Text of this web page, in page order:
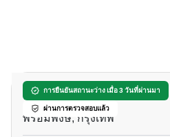
การยืนยันสถานะว่าง เมื่อ 3 วันที่ผ่านมา
ผ่านการตรวจสอบแล้ว
ดิ แอดเดรส สุขุมวิท 28
พร้อมพงษ์, กรุงเทพ